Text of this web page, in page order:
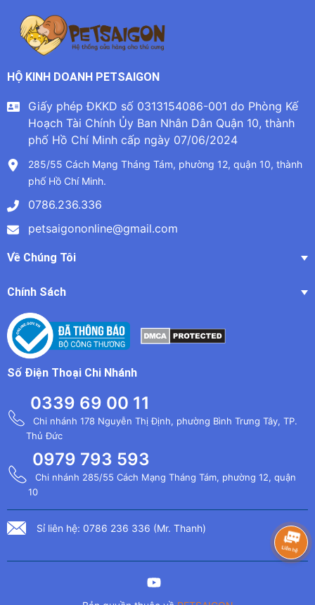
HỘ KINH DOANH PETSAIGON
Giấy phép ĐKKD số 0313154086-001 do Phòng Kế
Hoạch Tài Chính Ủy Ban Nhân Dân Quận 10, thành
phố Hồ Chí Minh cấp ngày 07/06/2024
285/55 Cách Mạng Tháng Tám, phường 12, quận 10, thành
phố Hồ Chí Minh.
0786.236.336
petsaigononline@gmail.com
Về Chúng Tôi
Chính Sách
Số Điện Thoại Chi Nhánh
0339 69 00 11
Chi nhánh 178 Nguyễn Thị Định, phường Bình Trưng Tây, TP.
Thủ Đức
0979 793 593
Chi nhánh 285/55 Cách Mạng Tháng Tám, phường 12, quận
10
Sỉ liên hệ: 0786 236 336 (Mr. Thanh)